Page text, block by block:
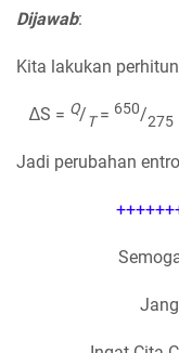
Dijawab:
Kita lakukan
∆S = Q/T= 650/275
Jadi perubahan